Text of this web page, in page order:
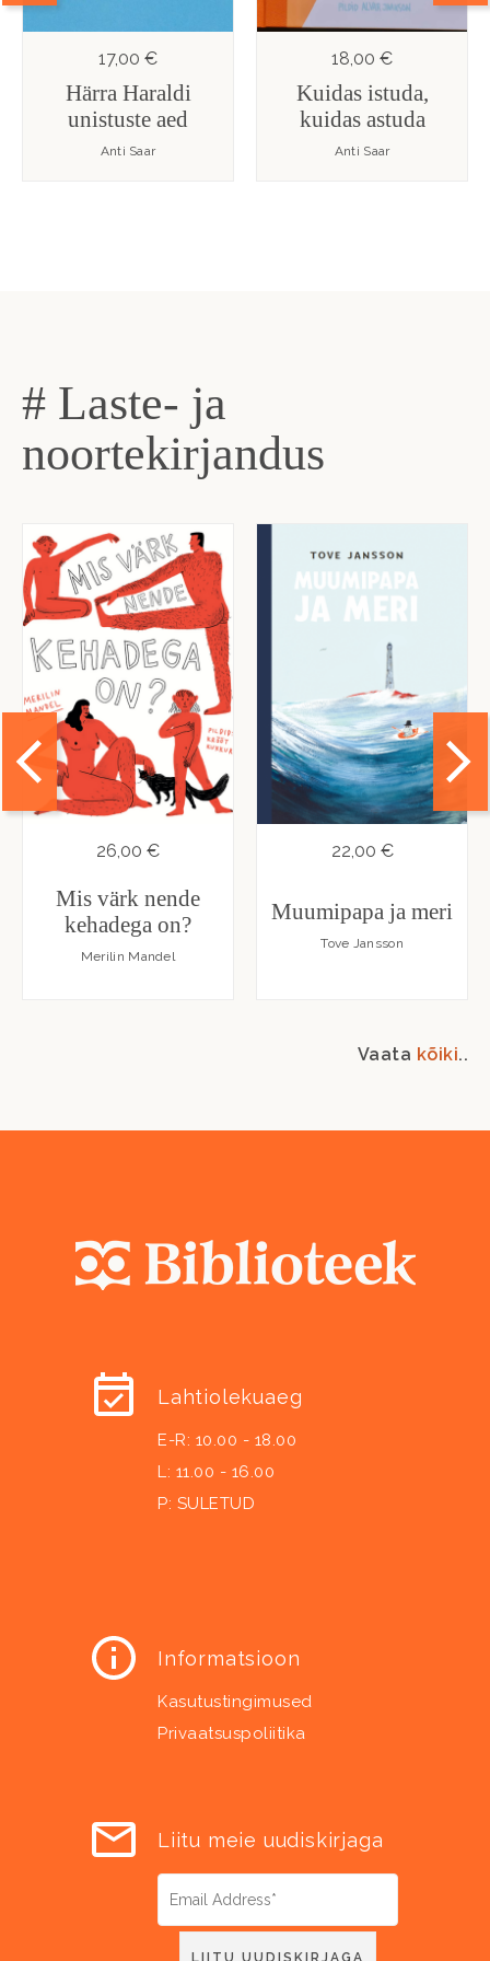
17,00 €
Härra Haraldi
unistuste aed
Anti Saar
18,00 €
Kuidas istuda,
kuidas astuda
Anti Saar
# Laste- ja
noortekirjandus
26,00 €
Mis värk nende
kehadega on?
Merilin Mandel
22,00 €
Muumipapa ja meri
Tove Jansson
Vaata kõiki..
Lahtiolekuaeg
E-R: 10.00 - 18.00
L: 11.00 - 16.00
P: SULETUD
Informatsioon
Kasutustingimused
Privaatsuspoliitika
Liitu meie uudiskirjaga